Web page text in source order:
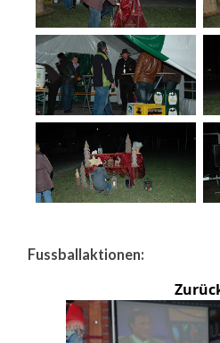
Fussballaktionen: